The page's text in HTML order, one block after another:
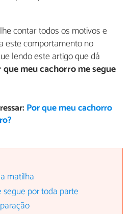
contar todos os motivos e
este comportamento no
lendo este artigo que dá
que meu cachorro me segue
Por que meu cachorro
matilha
por toda parte